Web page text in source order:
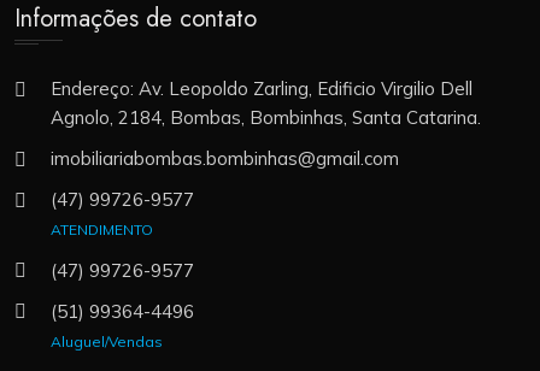
Informações de contato
Endereço: Av. Leopoldo Zarling, Edificio Virgilio Dell
Agnolo, 2184, Bombas, Bombinhas, Santa Catarina.
imobiliariabombas.bombinhas@gmail.com
(47) 99726-9577
ATENDIMENTO
(47) 99726-9577
(51) 99364-4496
Aluguel/Vendas